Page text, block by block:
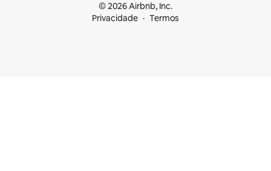
© 2026 Airbnb, Inc.
Privacidade
Termos